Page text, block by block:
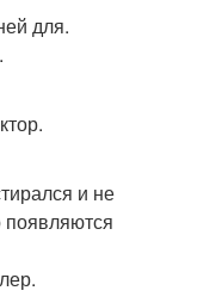
для.
и не
появляются